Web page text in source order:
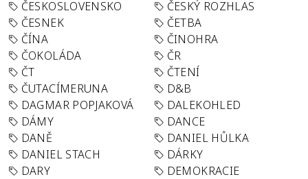
ČESKOSLOVENSKO
ČESKÝ ROZHLAS
ČESNEK
ČETBA
ČÍNA
ČINOHRA
ČOKOLÁDA
ČR
ČT
ČTENÍ
ČUTACÍMERUNA
D&B
DAGMAR POPJAKOVÁ
DALEKOHLED
DÁMY
DANCE
DANĚ
DANIEL HŮLKA
DANIEL STACH
DÁRKY
DARY
DEMOKRACIE